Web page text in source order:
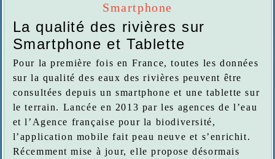
Smartphone
La qualité des rivières sur
Smartphone et Tablette
Pour la première fois en France, toutes les données
sur la qualité des eaux des rivières peuvent être
consultées depuis un smartphone et une tablette sur
le terrain. Lancée en 2013 par les agences de l’eau
et l’Agence française pour la biodiversité,
l’application mobile fait peau neuve et s’enrichit.
Récemment mise à jour, elle propose désormais